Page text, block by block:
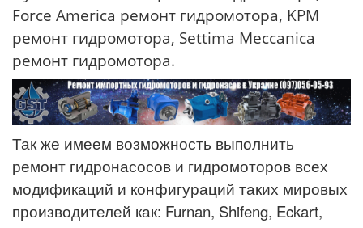
Force America ремонт гидромотора, KPM
ремонт гидромотора, Settima Meccanica
ремонт гидромотора.
Так же имеем возможность выполнить
ремонт гидронасосов и гидромоторов всех
модификаций и конфигураций таких мировых
производителей как: Furnan, Shifeng, Eckart,